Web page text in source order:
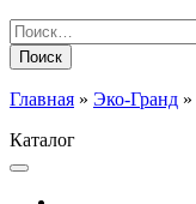
Найти:
Главная » Эко-Гранд »
Каталог